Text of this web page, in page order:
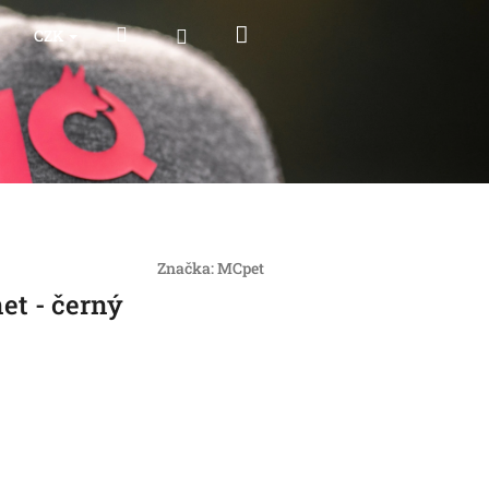
CZK HledatPřihlášení
Značka:MCpet
- černý